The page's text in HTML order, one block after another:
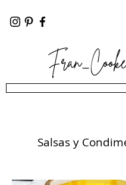
Salsas y